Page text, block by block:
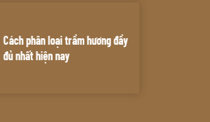
Cách phân loại trầm hương đầy
đủ nhất hiện nay